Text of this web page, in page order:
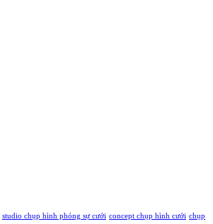
studio chụp hình phóng sự cưới concept chụp hình cưới chụp